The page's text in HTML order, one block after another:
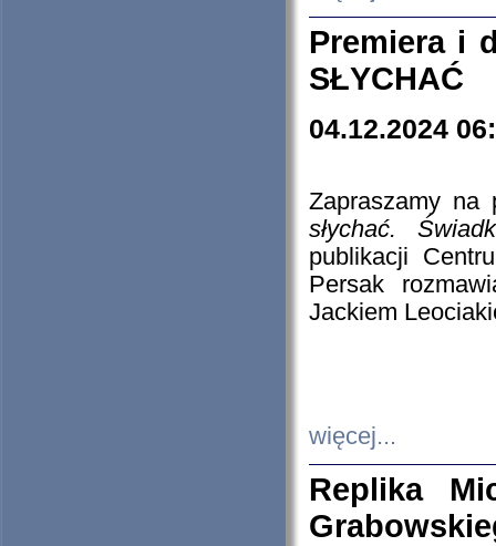
Premiera i
SŁYCHAĆ
04.12.2024
Zapraszamy
słychać.
publikacji
Persak
Jackiem
więcej...
Replika